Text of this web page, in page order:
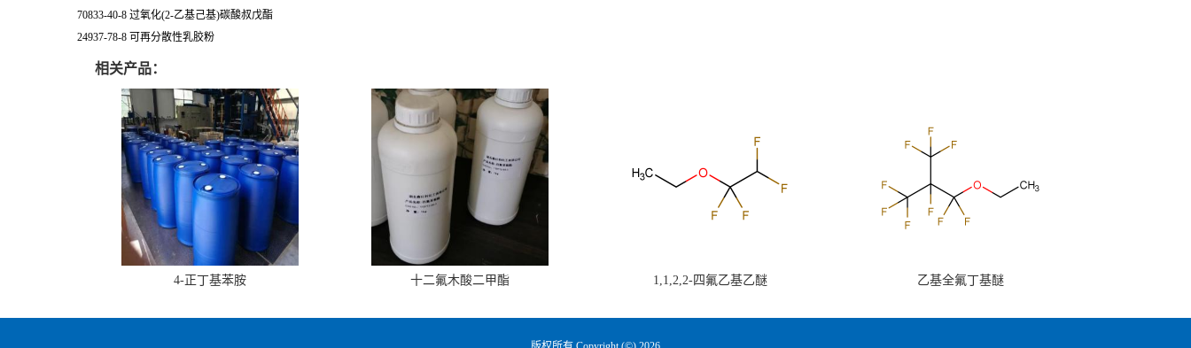
70833-40-8 过氧化(2-乙基己基)碳酸叔戊酯
24937-78-8 可再分散性乳胶粉
相关产品：
4-正丁基苯胺 十二氟木酸二甲酯 1,1,2,2-四氟乙基乙醚 乙基全氟丁基醚